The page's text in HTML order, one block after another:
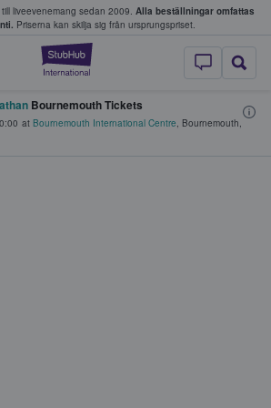
liveevenemang sedan 2009. Alla beställningar omfattas
Priserna kan skilja sig från ursprungspriset.
StubHub – där
biljetter.
Bournemouth Tickets
at Bournemouth International Centre, Bournemouth,